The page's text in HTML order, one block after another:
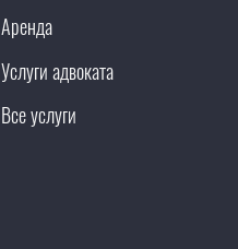
Аренда
Услуги адвоката
Все услуги